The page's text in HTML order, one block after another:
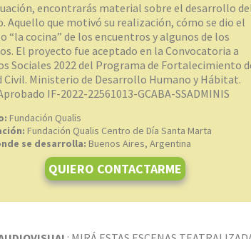
encontrarás material sobre el desarrollo
Aquello que motivó su realización, cómo se dio el
“la cocina” de los encuentros y algunos de los
El proyecto fue aceptado en la Convocatoria a
Sociales 2022 del Programa de Fortalecimiento
Civil. Ministerio de Desarrollo Humano y Hábitat.
IF-2022-22561013-GCABA-SSADMINIS
Fundación Qualis
Fundación Qualis Centro de Día Santa Marta
se desarrolla: Buenos Aires, Argentina
QUIERO CONTACTARME